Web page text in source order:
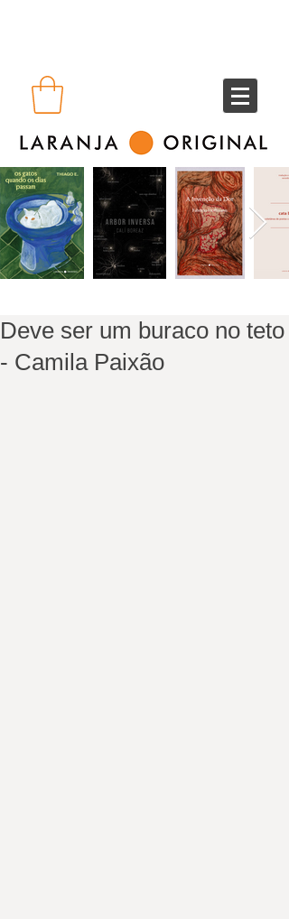
Deve ser um buraco no teto
- Camila Paixão